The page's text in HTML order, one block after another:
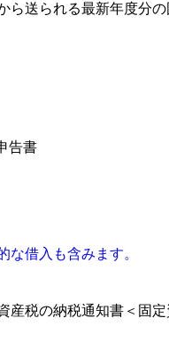
ら送られる最新年度分
告書
借入も含みます。
産税の納税通知書＜固